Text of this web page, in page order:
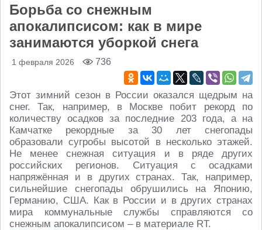
Борьба со снежным
апокалипсисом: как в мире
занимаются уборкой снега
1 февраля 2026 736
Этот зимний сезон в России оказался щедрым на
снег. Так, например, в Москве побит рекорд по
количеству осадков за последние 203 года, а на
Камчатке рекордные за 30 лет снегопады
образовали сугробы высотой в несколько этажей.
Не менее снежная ситуация и в ряде других
российских регионов. Ситуация с осадками
напряжённая и в других странах. Так, например,
сильнейшие снегопады обрушились на Японию,
Германию, США. Как в России и в других странах
мира коммунальные службы справляются со
снежным апокалипсисом – в материале RT.